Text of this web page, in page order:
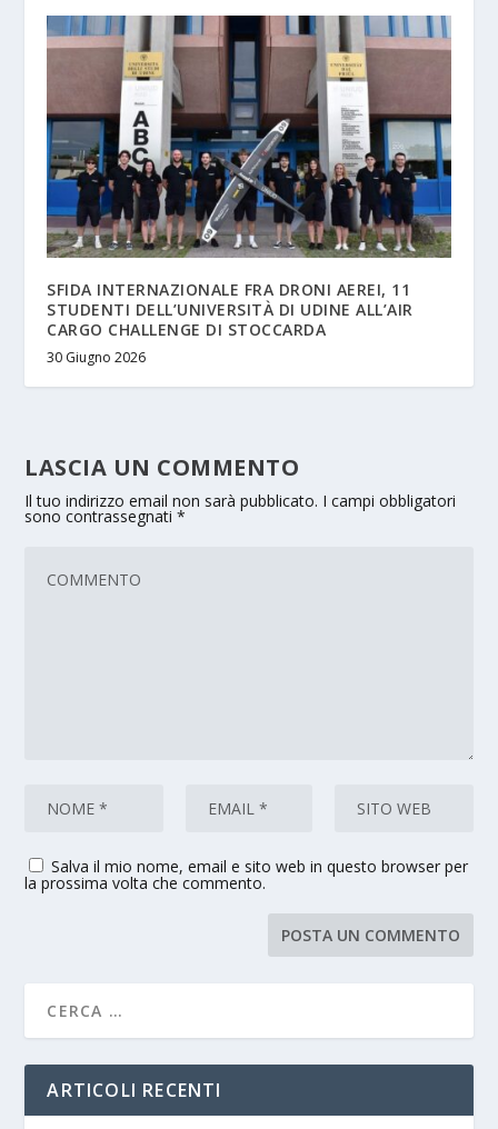
SFIDA INTERNAZIONALE FRA DRONI AEREI, 11
STUDENTI DELL’UNIVERSITÀ DI UDINE ALL’AIR
CARGO CHALLENGE DI STOCCARDA
30 Giugno 2026
LASCIA UN COMMENTO
Il tuo indirizzo email non sarà pubblicato. I campi obbligatori
sono contrassegnati*
Salva il mio nome, email e sito web in questo browser per
la prossima volta che commento.
ARTICOLI RECENTI